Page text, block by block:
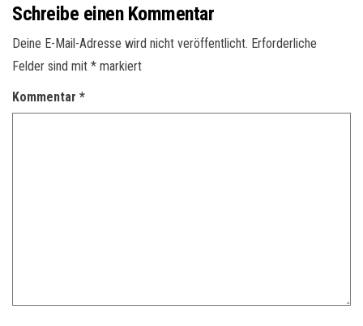
Schreibe einen Kommentar
Deine E-Mail-Adresse wird nicht veröffentlicht. Erforderliche
Felder sind mit * markiert
Kommentar *